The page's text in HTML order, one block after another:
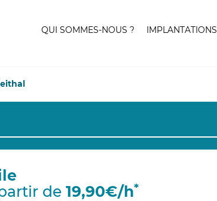
QUI SOMMES-NOUS ? IMPLANTATIONS
de 19,90€/h*